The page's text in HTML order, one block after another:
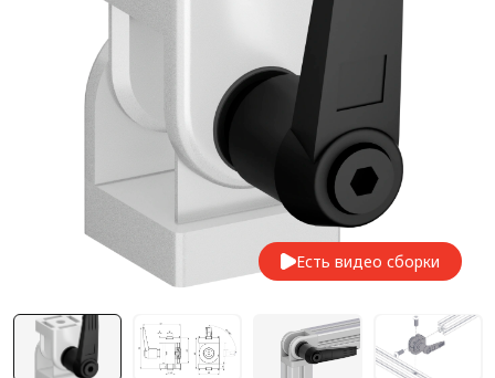
Система V-паза NEW!
Алюминиевые промышленные ограждения
Алюминиевая промышленная мебель
Крейты и кассеты Subrack systems
Профиль строительного назначения
Радиаторный алюминиевый профиль NEW!
Лист алюминиевый
Метрический крепеж
Конструкции из профиля
Есть видео сборки